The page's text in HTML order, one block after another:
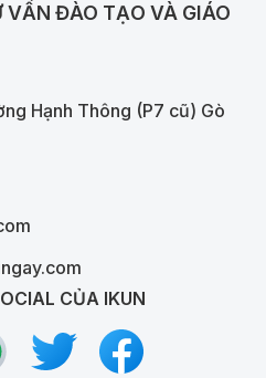
VẤN ĐÀO TẠO VÀ GIÁO
Hạnh Thông (P7 cũ) Gò
CỦA IKUN